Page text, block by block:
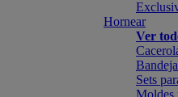
Hornear
Ver
Sets
Moldes